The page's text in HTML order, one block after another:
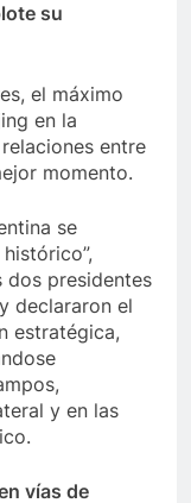
su
el máximo
en la
entre
momento.
se
dos presidentes
declararon el
estratégica,
y en las
vías de